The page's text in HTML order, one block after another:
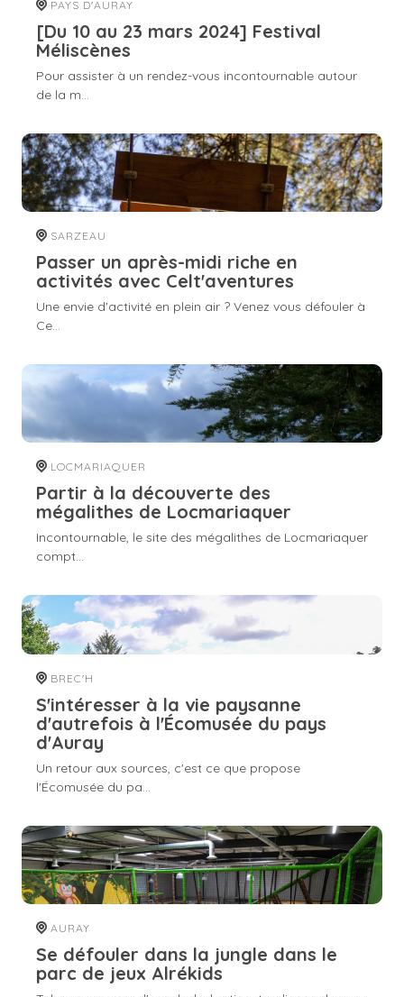
PAYS D'AURAY
[Du 10 au 23 mars 2024] Festival
Méliscènes
Pour assister à un rendez-vous incontournable autour
de la m...
SARZEAU
Passer un après-midi riche en
activités avec Celt'aventures
Une envie d'activité en plein air ? Venez vous défouler à
Ce...
LOCMARIAQUER
Partir à la découverte des
mégalithes de Locmariaquer
Incontournable, le site des mégalithes de Locmariaquer
compt...
BREC'H
S'intéresser à la vie paysanne
d'autrefois à l'Écomusée du pays
d'Auray
Un retour aux sources, c'est ce que propose
l'Écomusée du pa...
AURAY
Se défouler dans la jungle dans le
parc de jeux Alrékids